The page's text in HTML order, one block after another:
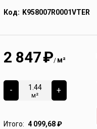
Код: K958007R0001VTER
2 847₽/ м²
-
м²
+
Итого: 4 099,68₽